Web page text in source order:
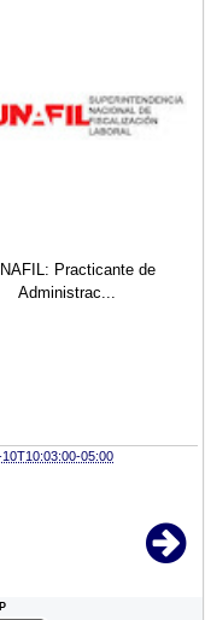
Lima: Practicante
Profesion...
05:00